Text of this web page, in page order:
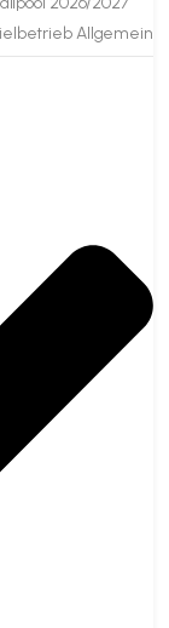
Allgemein